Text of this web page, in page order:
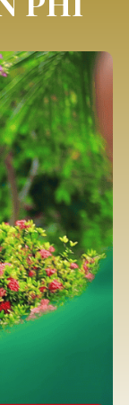
bạn là người